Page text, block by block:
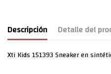
Descripción Detalle del
Xti Kids 151393 Sneaker en